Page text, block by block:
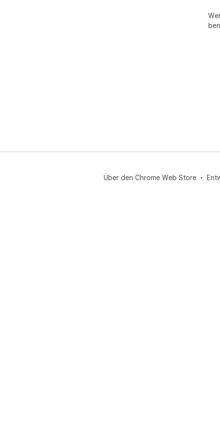
Über den Chrome Web Store